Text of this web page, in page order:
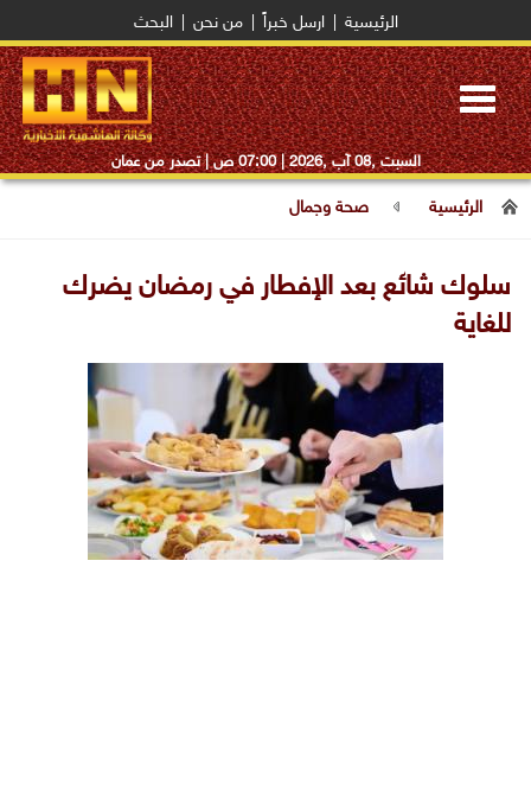
الرئيسية ارسل خبراً من نحن البحث
Toggle
navigation
السبت ,08 آب ,2026 | 07:00 ص | تصدر من عمان
الرئيسية صحة وجمال
سلوك شائع بعد الإفطار في رمضان يضرك
للغاية